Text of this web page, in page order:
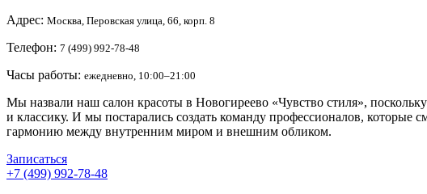
Адрес: Москва, Перовская улица, 66, корп. 8
Телефон: 7 (499) 992-78-48
Часы работы: ежедневно, 10:00–21:00
Мы назвали наш салон красоты в Новогиреево «Чувство стиля»,
и классику. И мы постарались создать команду профессионалов,
гармонию между внутренним миром и внешним обликом.
Записаться
+7 (499) 992-78-48